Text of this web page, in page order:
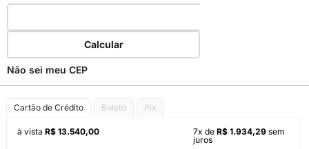
Calcular
Não sei meu CEP
Cartão de Crédito Boleto Pix
à vista R$ 13.540,00 7x de R$ 1.934,29 sem
juros